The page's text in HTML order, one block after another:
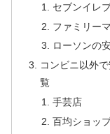
セブンイレ
ファミリー
ローソンの
コンビニ以外
覧
手芸店
百均ショッ